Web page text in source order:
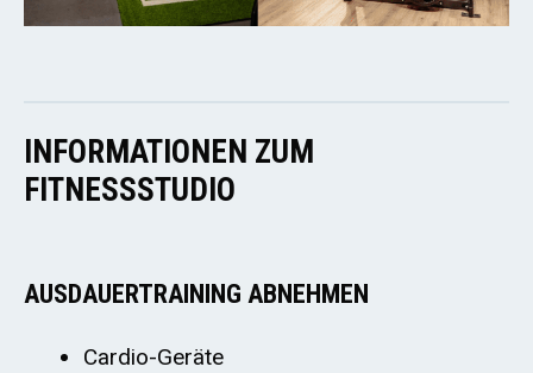
INFORMATIONEN ZUM
FITNESSSTUDIO
AUSDAUERTRAINING ABNEHMEN
Cardio-Geräte